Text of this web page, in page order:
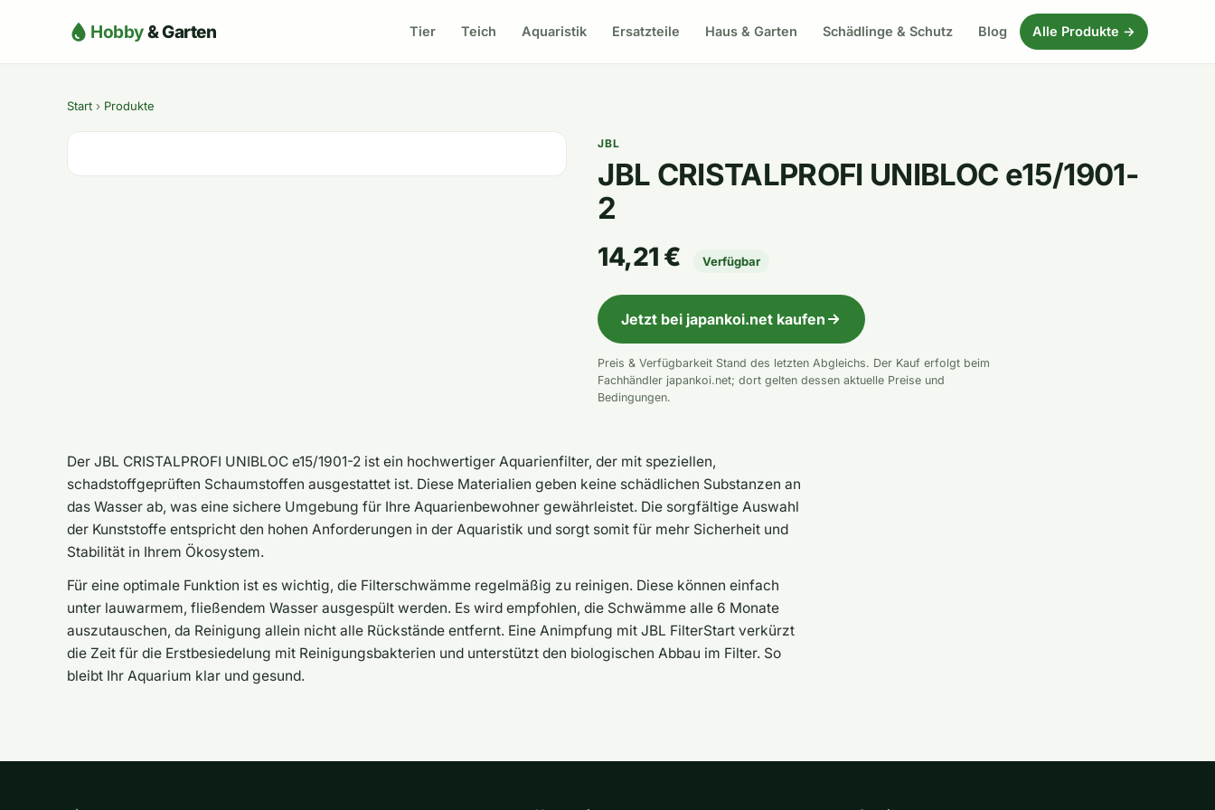
Hobby& Garten Tier Teich Aquaristik Ersatzteile Haus & Garten Schädlinge & Schutz Blog Alle Produkte →
Start › Produkte
JBL
JBL CRISTALPROFI UNIBLOC e15/1901-
2
14,21 € Verfügbar
Jetzt bei japankoi.net kaufen
Preis & Verfügbarkeit Stand des letzten Abgleichs. Der Kauf erfolgt beim
Fachhändler japankoi.net; dort gelten dessen aktuelle Preise und
Bedingungen.
Der JBL CRISTALPROFI UNIBLOC e15/1901-2 ist ein hochwertiger Aquarienfilter, der mit speziellen,
schadstoffgeprüften Schaumstoffen ausgestattet ist. Diese Materialien geben keine schädlichen Substanzen an
das Wasser ab, was eine sichere Umgebung für Ihre Aquarienbewohner gewährleistet. Die sorgfältige Auswahl
der Kunststoffe entspricht den hohen Anforderungen in der Aquaristik und sorgt somit für mehr Sicherheit und
Stabilität in Ihrem Ökosystem.
Für eine optimale Funktion ist es wichtig, die Filterschwämme regelmäßig zu reinigen. Diese können einfach
unter lauwarmem, fließendem Wasser ausgespült werden. Es wird empfohlen, die Schwämme alle 6 Monate
auszutauschen, da Reinigung allein nicht alle Rückstände entfernt. Eine Animpfung mit JBL FilterStart verkürzt
die Zeit für die Erstbesiedelung mit Reinigungsbakterien und unterstützt den biologischen Abbau im Filter. So
bleibt Ihr Aquarium klar und gesund.